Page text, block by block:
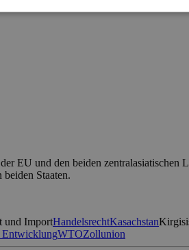
EU und den beiden zentralasiatischen
Staaten.
und ImportHandelsrechtKasachstan
EntwicklungWTOZollunion